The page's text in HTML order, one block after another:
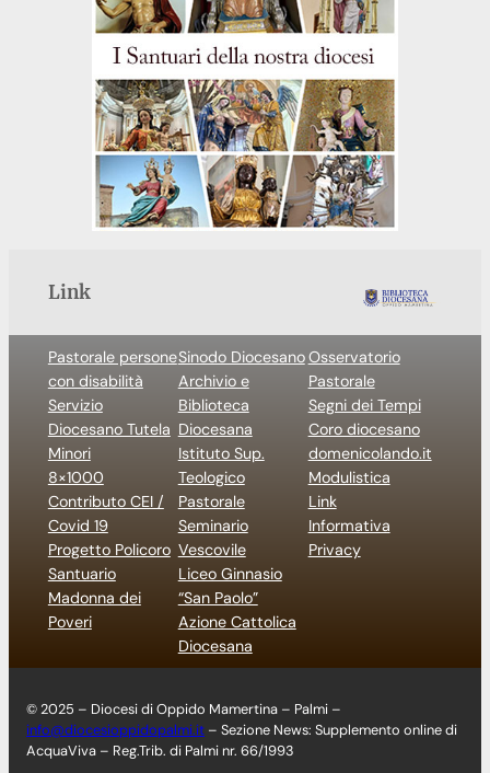
Link
Pastorale persone
con disabilità
Servizio
Diocesano Tutela
Minori
8×1000
Contributo CEI /
Covid 19
Progetto Policoro
Santuario
Madonna dei
Poveri
Sinodo Diocesano
Archivio e
Biblioteca
Diocesana
Istituto Sup.
Teologico
Pastorale
Seminario
Vescovile
Liceo Ginnasio
“San Paolo”
Azione Cattolica
Diocesana
Osservatorio
Pastorale
Segni dei Tempi
Coro diocesano
domenicolando.it
Modulistica
Link
Informativa
Privacy
© 2025 – Diocesi di Oppido Mamertina – Palmi –
info@diocesioppidopalmi.it – Sezione News: Supplemento online di
AcquaViva – Reg.Trib. di Palmi nr. 66/1993